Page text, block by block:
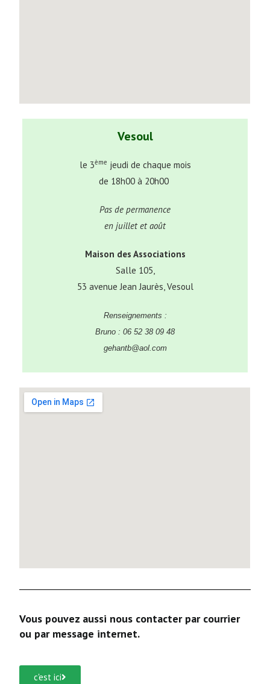
Vesoul
le 3ème jeudi de chaque mois
de 18h00 à 20h00
Pas de permanence
en juillet et août
Maison des Associations
Salle 105,
53 avenue Jean Jaurès, Vesoul
Renseignements :
Bruno : 06 52 38 09 48
gehantb@aol.com
Vous pouvez aussi nous contacter par courrier
ou par message internet.
c'est ici